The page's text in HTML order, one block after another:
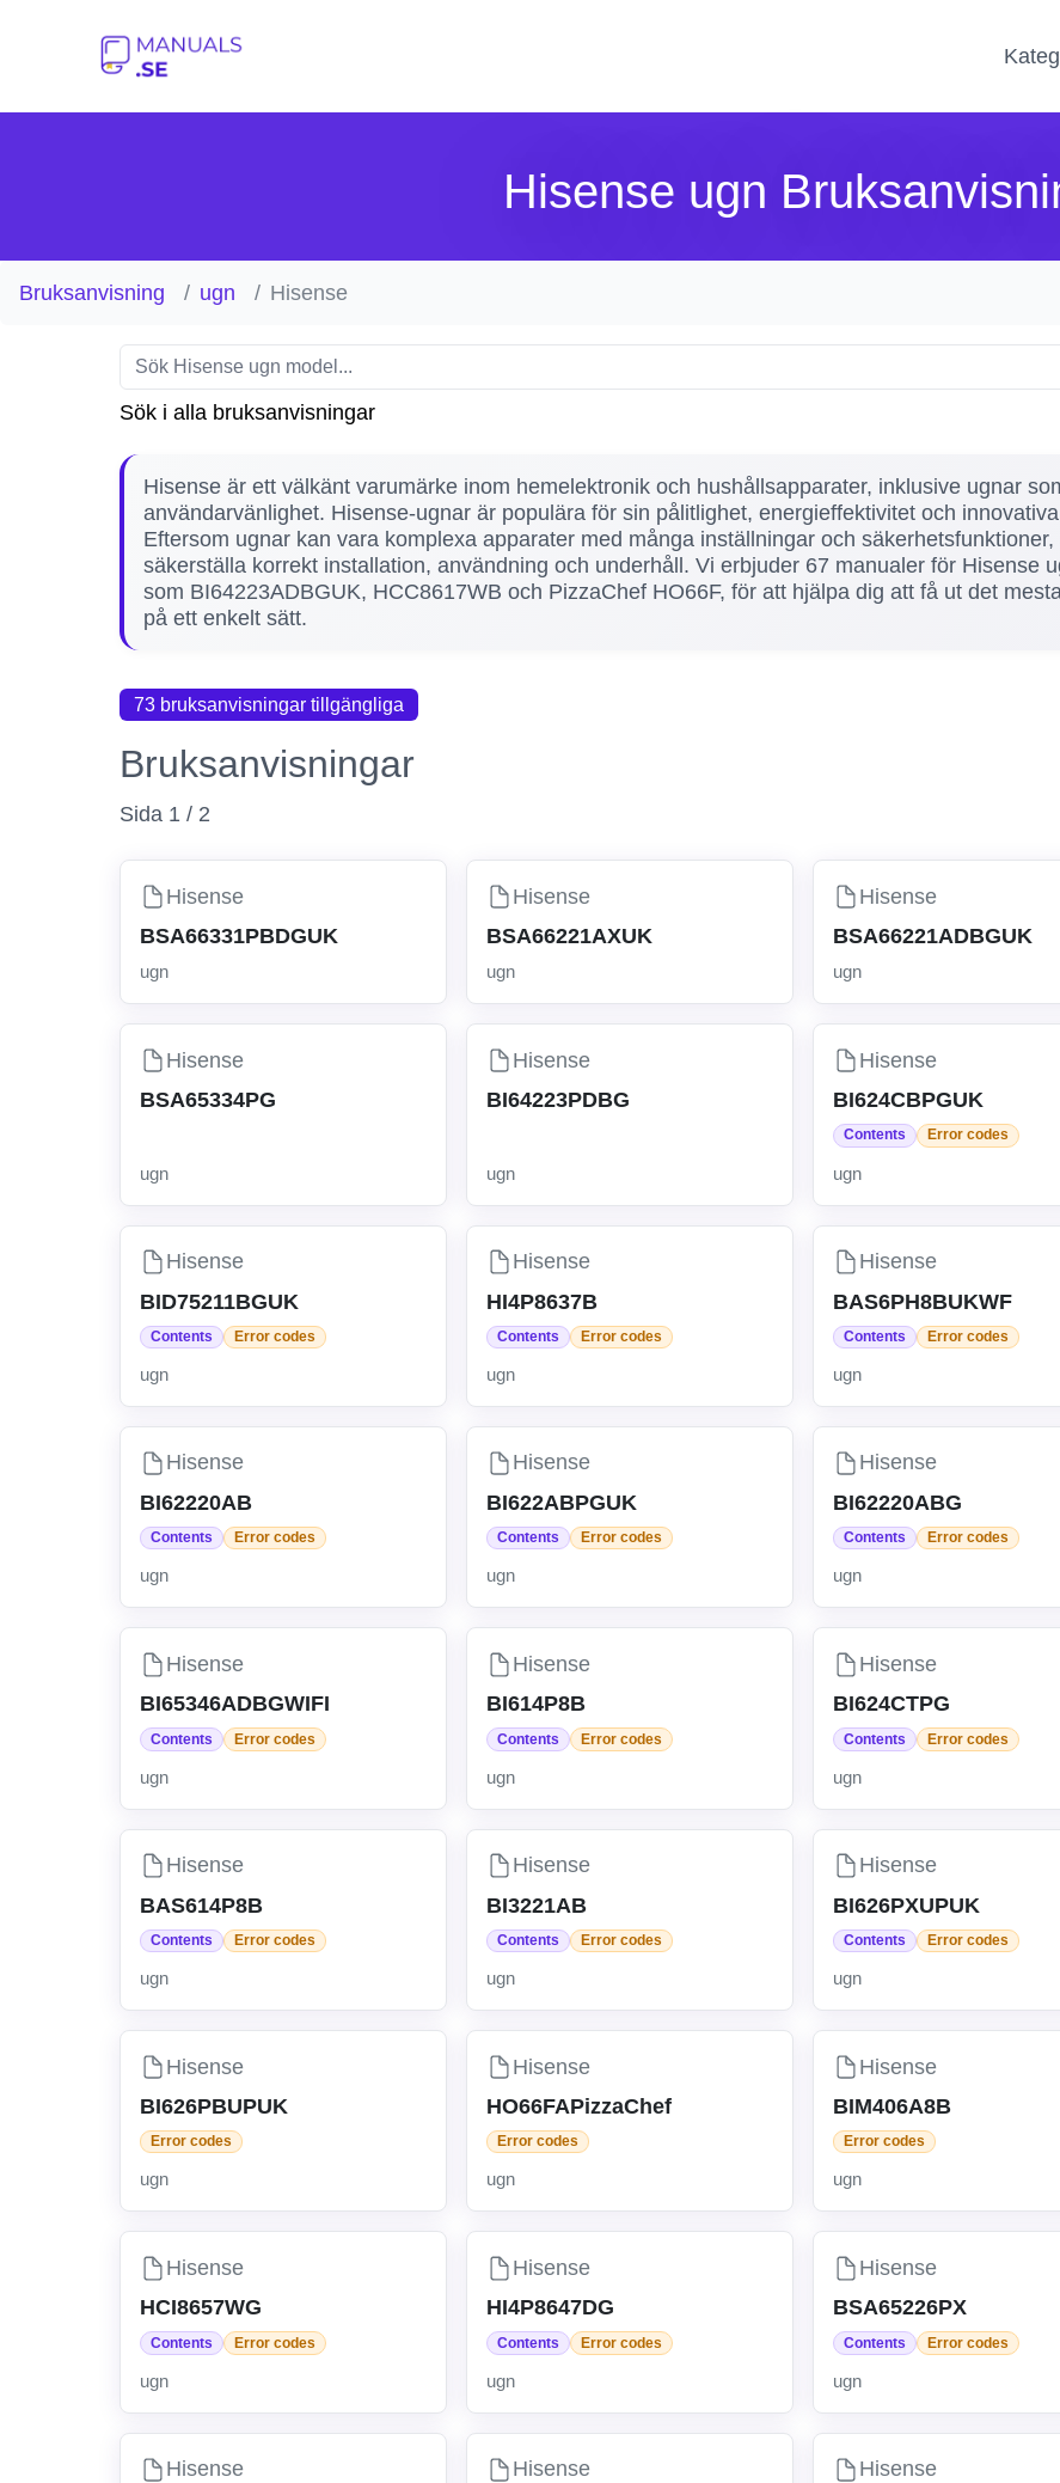
Hisense ugn
Bruksanvisning ugn Hisense
Sök i alla bruksanvisningar
Hisense är ett välkänt varumärke inom hemelektronik och hushållsapparater, inklusive ugnar
användarvänlighet. Hisense-ugnar är populära för sin pålitlighet, energieffektivitet och
Eftersom ugnar kan vara komplexa apparater med många inställningar och
säkerställa korrekt installation, användning och underhåll. Vi erbjuder 67 manualer för Hisense
som BI64223ADBGUK, HCC8617WB och PizzaChef HO66F, för att hjälpa dig att få ut det
på ett enkelt sätt.
73 bruksanvisningar tillgängliga
Bruksanvisningar
Sida 1 / 2
Hisense
BSA66331PBDGUK
ugn
Hisense
BSA66221AXUK
ugn
Hisense
BSA66221ADBGUK
ugn
Hisense
BSA65334PG
ugn
Hisense
BI64223PDBG
ugn
Hisense
BI624CBPGUK
Contents Error codes
ugn
Hisense
BID75211BGUK
Contents Error codes
ugn
Hisense
HI4P8637B
Contents Error codes
ugn
Hisense
BAS6PH8BUKWF
Contents Error codes
ugn
Hisense
BI62220AB
Contents Error codes
ugn
Hisense
BI622ABPGUK
Contents Error codes
ugn
Hisense
BI62220ABG
Contents Error codes
ugn
Hisense
BI65346ADBGWIFI
Contents Error codes
ugn
Hisense
BI614P8B
Contents Error codes
ugn
Hisense
BI624CTPG
Contents Error codes
ugn
Hisense
BAS614P8B
Contents Error codes
ugn
Hisense
BI3221AB
Contents Error codes
ugn
Hisense
BI626PXUPUK
Contents Error codes
ugn
Hisense
BI626PBUPUK
Error codes
ugn
Hisense
HO66FAPizzaChef
Error codes
ugn
Hisense
BIM406A8B
Error codes
ugn
Hisense
HCI8657WG
Contents Error codes
ugn
Hisense
HI4P8647DG
Contents Error codes
ugn
Hisense
BSA65226PX
Contents Error codes
ugn
Hisense
Hisense
Hisense